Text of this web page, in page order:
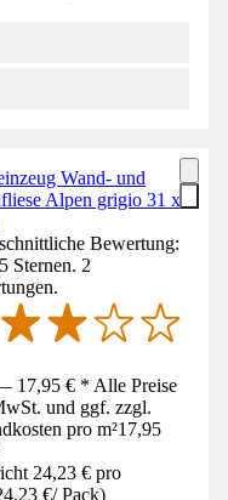
Wand- und
Alpen grigio 31 x
Bewertung:
Sternen. 2
17,95 € * Alle Preise
und ggf. zzgl.
pro m²17,95
24,23 € pro
€/ Pack)